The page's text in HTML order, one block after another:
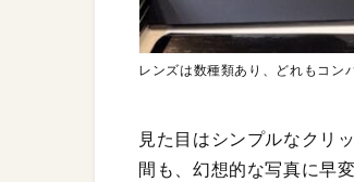
レンズは数種類あり、どれもコン
見た目はシンプルなクリ
間も、幻想的な写真に早